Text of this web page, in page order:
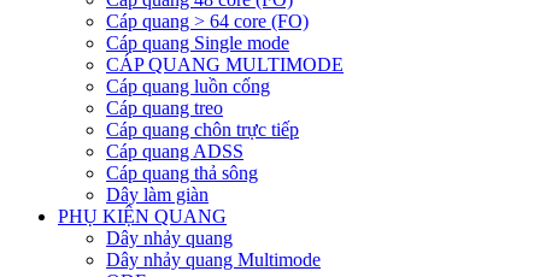
Cáp quang > 64 core (FO)
Cáp quang Single mode
CÁP QUANG MULTIMODE
Cáp quang luồn cống
Cáp quang treo
Cáp quang chôn trực tiếp
Cáp quang ADSS
Cáp quang thả sông
Dây làm giàn
PHỤ KIỆN QUANG
Dây nhảy quang
Dây nhảy quang Multimode